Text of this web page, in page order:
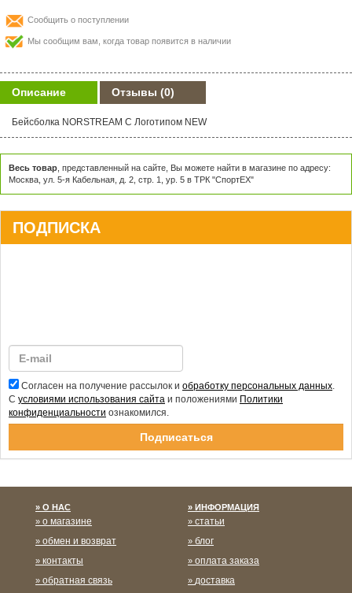
Сообщить о поступлении
Мы сообщим вам, когда товар появится в наличии
Описание Отзывы (0)
Бейсболка NORSTREAM С Логотипом NEW
Весь товар , представленный на сайте, Вы можете найти в магазине по адресу:
Москва, ул. 5-я Кабельная, д. 2, стр. 1, ур. 5 в ТРК "СпортЕХ"
ПОДПИСКА
Согласен на получение рассылок и обработку персональных данных.
С условиями использования сайта и положениями Политики
конфиденциальности ознакомился.
О НАС
о магазине
обмен и возврат
контакты
обратная связь
ИНФОРМАЦИЯ
статьи
блог
оплата заказа
доставка